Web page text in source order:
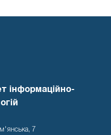
інформаційно-
7